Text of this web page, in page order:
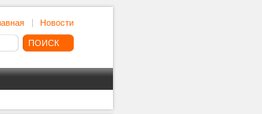
Новости